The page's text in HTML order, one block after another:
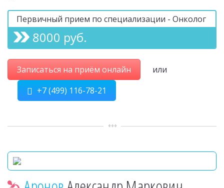
Первичный прием по специализации - Онколог
8000 руб.
Записаться на приём онлайн
или
+7 (499) 116-78-21